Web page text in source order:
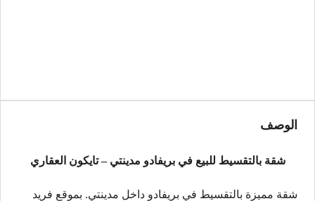
الوصف
شقة بالتقسيط للبيع في بريفادو مدينتي – تايكون العقاري
شقة مميزة بالتقسيط في بريفادو داخل مدينتي. بموقع فريد